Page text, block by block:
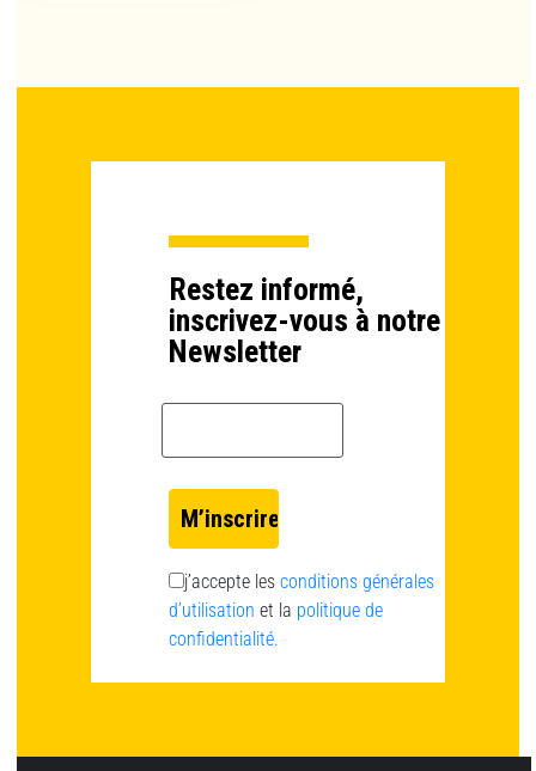
Restez informé,
inscrivez-vous à notre
Newsletter
j’accepte les conditions générales
d’utilisation et la politique de
confidentialité.